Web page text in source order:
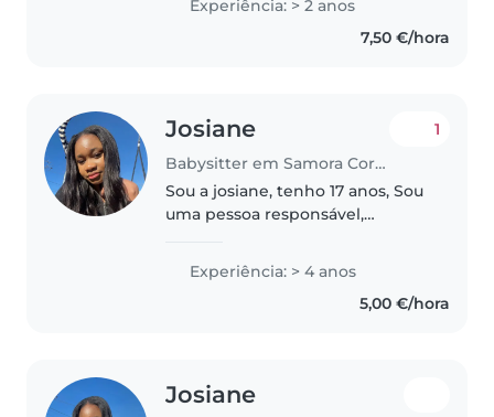
de 2 a 3 anos e em idade escolar.
Gosto de ler e de música, e..
Experiência: > 2 anos
7,50 €/hora
Josiane
Babysitter em Samora Correia
1
Sou a josiane, tenho 17 anos, Sou
uma pessoa responsável,
experiência em cuidar de
crianças por ter irmãs mais
novas, o que me permitiu
Experiência: > 4 anos
5,00 €/hora
Josiane